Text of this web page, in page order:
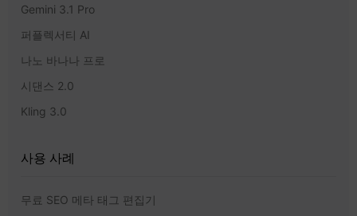
Gemini 3.1 Pro
퍼플렉서티 AI
나노 바나나 프로
시댄스 2.0
Kling 3.0
사용 사례
무료 SEO 메타 태그 편집기